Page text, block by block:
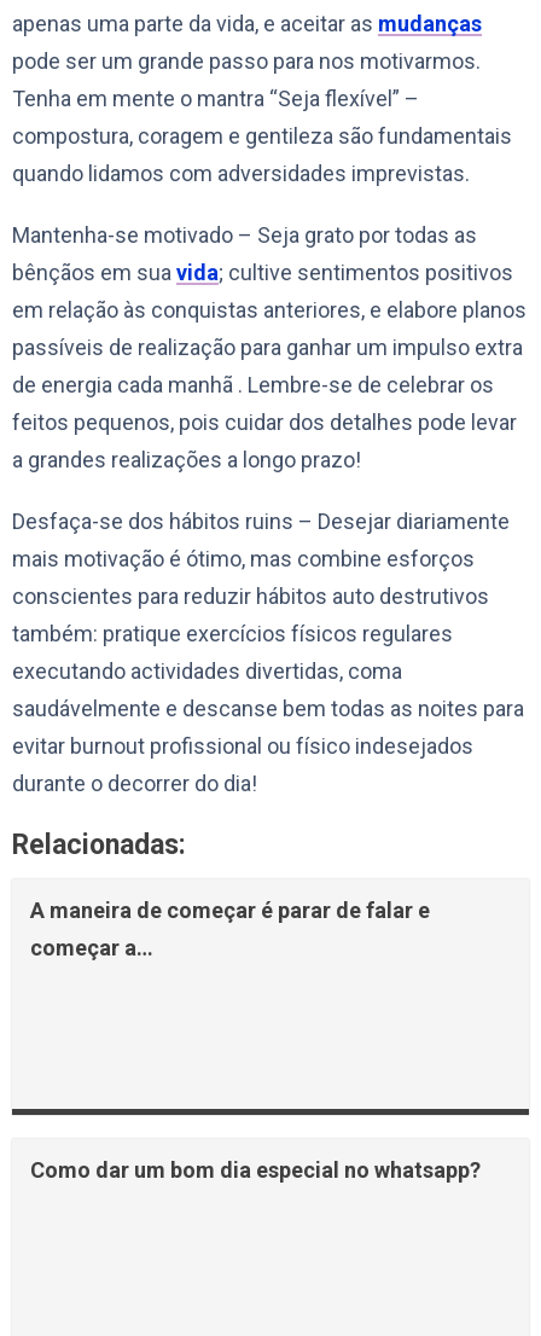
apenas uma parte da vida, e aceitar as mudanças
pode ser um grande passo para nos motivarmos.
Tenha em mente o mantra “Seja flexível” –
compostura, coragem e gentileza são fundamentais
quando lidamos com adversidades imprevistas.
Mantenha-se motivado – Seja grato por todas as
bênçãos em sua vida; cultive sentimentos positivos
em relação às conquistas anteriores, e elabore planos
passíveis de realização para ganhar um impulso extra
de energia cada manhã . Lembre-se de celebrar os
feitos pequenos, pois cuidar dos detalhes pode levar
a grandes realizações a longo prazo!
Desfaça-se dos hábitos ruins – Desejar diariamente
mais motivação é ótimo, mas combine esforços
conscientes para reduzir hábitos auto destrutivos
também: pratique exercícios físicos regulares
executando actividades divertidas, coma
saudávelmente e descanse bem todas as noites para
evitar burnout profissional ou físico indesejados
durante o decorrer do dia!
Relacionadas:
A maneira de começar é parar de falar e
começar a…
Como dar um bom dia especial no whatsapp?